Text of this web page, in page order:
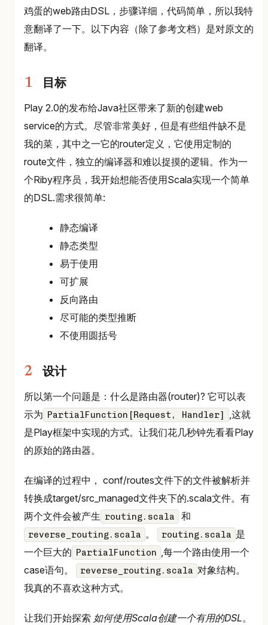
鸡蛋的web路由DSL，步骤详细，代码简单，所以我特
意翻译了一下。以下内容（除了参考文档）是对原文的
翻译。
目标
Play 2.0的发布给Java社区带来了新的创建web
service的方式。尽管非常美好，但是有些组件缺不是
我的菜，其中之一它的router定义，它使用定制的
route文件，独立的编译器和难以捉摸的逻辑。作为一
个Riby程序员，我开始想能否使用Scala实现一个简单
的DSL.需求很简单:
静态编译
静态类型
易于使用
可扩展
反向路由
尽可能的类型推断
不使用圆括号
设计
所以第一个问题是：什么是路由器(router)? 它可以表
示为 PartialFunction[Request, Handler]
,这就
是Play框架中实现的方式。让我们花几秒钟先看看Play
的原始的路由器。
在编译的过程中， conf/routes文件下的文件被解析并
转换成target/src_managed文件夹下的.scala文件。有
两个文件会被产生 routing.scala 和
reverse_routing.scala 。 routing.scala 是
一个巨大的 PartialFunction ,每一个路由使用一个
case语句。
reverse_routing.scala 对象结构。
我真的不喜欢这种方式。
让我们开始探索 如何使用Scala创建一个有用的DSL。